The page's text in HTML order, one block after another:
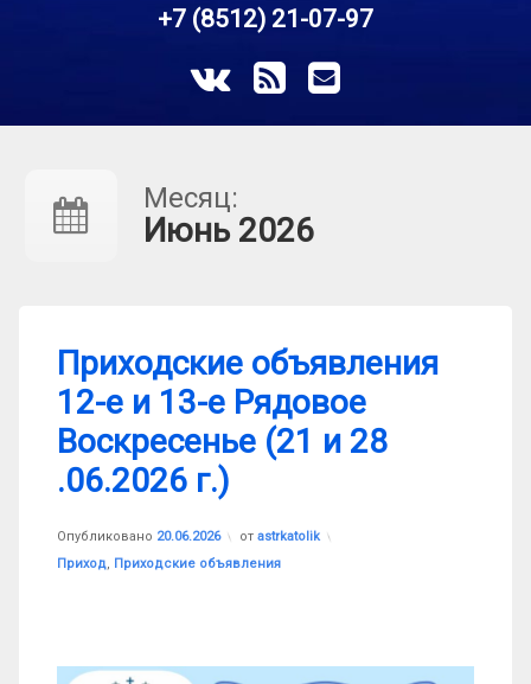
+7 (8512) 21-07-97
ВКонтакте
RSS E-mail
Месяц:
Июнь 2026
Приходские объявления
12-е и 13-е Рядовое
Воскресенье (21 и 28
.06.2026 г.)
Опубликовано 20.06.2026 от astrkatolik
Рубрики:
Приход, Приходские объявления